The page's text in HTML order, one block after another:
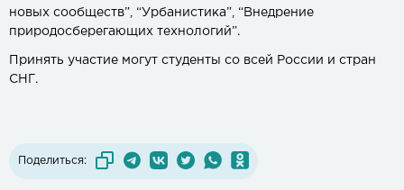
новых сообществ”, “Урбанистика”, “Внедрение
природосберегающих технологий”.
Принять участие могут студенты со всей России и стран
СНГ.
Поделиться: